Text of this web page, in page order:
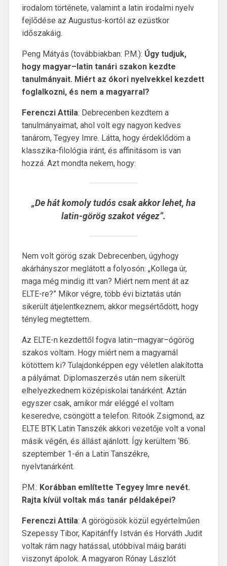
irodalom története, valamint a latin irodalmi nyelv
fejlődése az Augustus-kortól az ezüstkor
időszakáig.
Peng Mátyás (továbbiakban: P.M.): Úgy tudjuk,
hogy magyar–latin tanári szakon kezdte
tanulmányait. Miért az ókori nyelvekkel kezdett
foglalkozni, és nem a magyarral?
Ferenczi Attila: Debrecenben kezdtem a
tanulmányaimat, ahol volt egy nagyon kedves
tanárom, Tegyey Imre. Látta, hogy érdeklődöm a
klasszika-filológia iránt, és affinitásom is van
hozzá. Azt mondta nekem, hogy:
„De hát komoly tudós csak akkor lehet, ha
latin-görög szakot végez”.
Nem volt görög szak Debrecenben, úgyhogy
akárhányszor meglátott a folyosón: „Kollega úr,
maga még mindig itt van? Miért nem ment át az
ELTE-re?” Mikor végre, több évi biztatás után
sikerült átjelentkeznem, akkor megsértődött, hogy
tényleg megtettem.
Az ELTE-n kezdettől fogva latin–magyar–ógörög
szakos voltam. Hogy miért nem a magyarnál
kötöttem ki? Tulajdonképpen egy véletlen alakította
a pályámat. Diplomaszerzés után nem sikerült
elhelyezkednem középiskolai tanárként. Aztán
egyszer csak, amikor már eléggé el voltam
keseredve, csöngött a telefon. Ritoók Zsigmond, az
ELTE BTK Latin Tanszék akkori vezetője volt a vonal
másik végén, és állást ajánlott. Így kerültem ‘86.
szeptember 1-én a Latin Tanszékre,
nyelvtanárként.
P.M.: Korábban említette Tegyey Imre nevét.
Rajta kívül voltak más tanár példaképei?
Ferenczi Attila: A görögösök közül egyértelműen
Szepessy Tibor, Kapitánffy István és Horváth Judit
voltak rám nagy hatással, utóbbival máig baráti
viszonyt ápolok. A magyaron Rónay Lászlót